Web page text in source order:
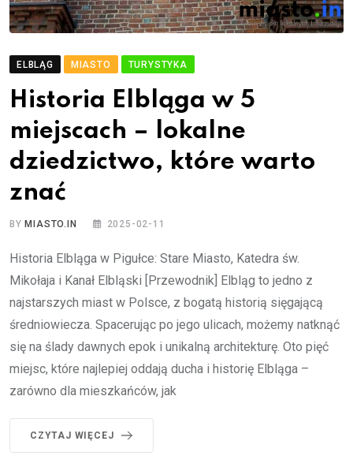
ELBLĄG MIASTO TURYSTYKA
Historia Elbląga w 5
miejscach – lokalne
dziedzictwo, które warto
znać
BYMIASTO.IN 2025-02-11
Historia Elbląga w Pigułce: Stare Miasto, Katedra św.
Mikołaja i Kanał Elbląski [Przewodnik] Elbląg to jedno z
najstarszych miast w Polsce, z bogatą historią sięgającą
średniowiecza. Spacerując po jego ulicach, możemy natknąć
się na ślady dawnych epok i unikalną architekturę. Oto pięć
miejsc, które najlepiej oddają ducha i historię Elbląga –
zarówno dla mieszkańców, jak
CZYTAJ WIĘCEJ